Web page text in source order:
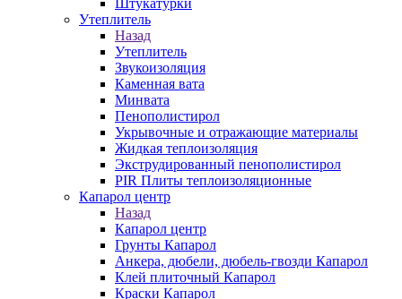
Утеплитель
Назад
Утеплитель
Звукоизоляция
Каменная вата
Минвата
Пенополистирол
Укрывочные и отражающие материалы
Жидкая теплоизоляция
Экструдированный пенополистирол
PIR Плиты теплоизоляционные
Капарол центр
Назад
Капарол центр
Грунты Капарол
Анкера, дюбели, дюбель-гвозди Капарол
Клей плиточный Капарол
Краски Капарол